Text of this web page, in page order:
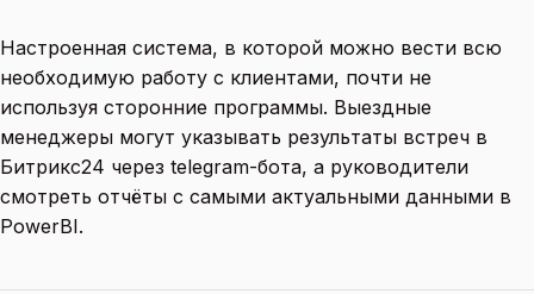
Настроенная система, в которой можно вести всю
необходимую работу с клиентами, почти не
используя сторонние программы. Выездные
менеджеры могут указывать результаты встреч в
Битрикс24 через telegram-бота, а руководители
смотреть отчёты с самыми актуальными данными в
PowerBI.